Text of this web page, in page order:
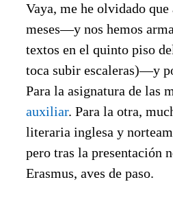
Vaya, me he olvidado
meses—y nos hemos
textos en el quinto piso
toca subir escaleras)—y
Para la asignatura de las
auxiliar. Para la otra,
literaria inglesa y
pero tras la presentación
Erasmus, aves de paso.